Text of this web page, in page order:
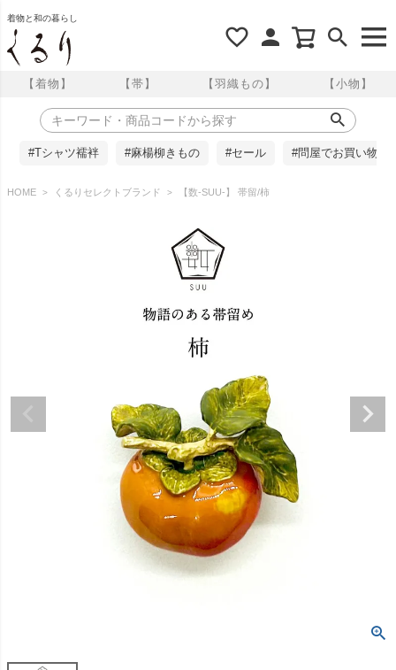
着物と和の暮らし
【着物】 【帯】 【羽織もの】 【小物】
#Tシャツ襦袢 #麻楊柳きもの #セール #問屋でお買い物
HOME くるりセレクトブランド 【数-SUU-】 帯留/柿